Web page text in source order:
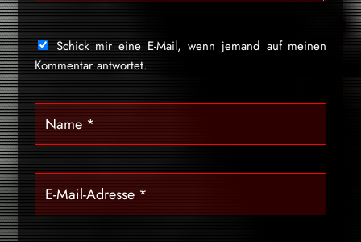
Schick mir eine E-Mail, wenn jemand auf meinen
Kommentar antwortet.